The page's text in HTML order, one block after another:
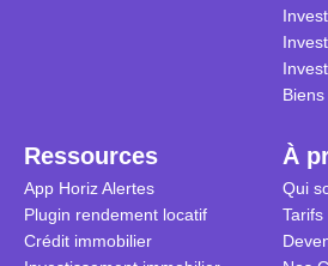
Ressources
App Horiz Alertes
Plugin rendement locatif
Crédit immobilier
À
Qui
Tarifs